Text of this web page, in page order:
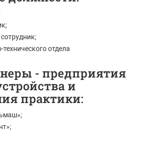
отдела
- предприятия
и
практики: